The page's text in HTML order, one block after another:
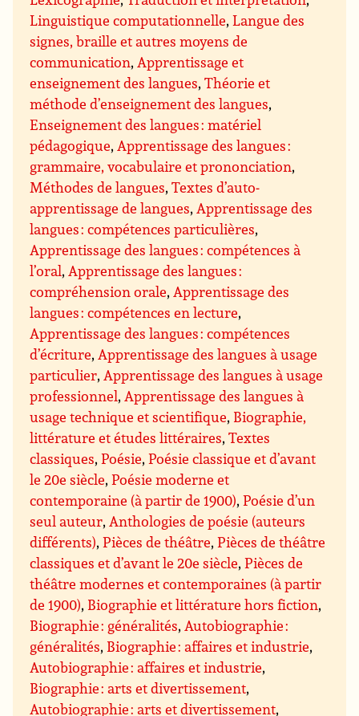
Linguistique computationnelle,Langue des
signes, braille et autres moyens de
communication,Apprentissage et
enseignement des langues,Théorie et
méthode d’enseignement des langues,
Enseignement des langues : matériel
pédagogique,Apprentissage des langues :
grammaire, vocabulaire et prononciation,
Méthodes de langues,Textes d’auto-
apprentissage de langues,Apprentissage des
langues : compétences particulières,
Apprentissage des langues : compétences à
l’oral,Apprentissage des langues :
compréhension orale,Apprentissage des
langues : compétences en lecture,
Apprentissage des langues : compétences
d’écriture,Apprentissage des langues à usage
particulier,Apprentissage des langues à usage
professionnel,Apprentissage des langues à
usage technique et scientifique, Biographie,
littérature et études littéraires,Textes
classiques,Poésie,Poésie classique et d’avant
le 20e siècle,Poésie moderne et
contemporaine (à partir de 1900),Poésie d’un
seul auteur,Anthologies de poésie (auteurs
différents),Pièces de théâtre,Pièces de théâtre
classiques et d’avant le 20e siècle,Pièces de
théâtre modernes et contemporaines (à partir
de 1900), Biographie et littérature hors fiction,
Biographie : généralités,Autobiographie :
généralités, Biographie : affaires et industrie,
Autobiographie : affaires et industrie,
Biographie : arts et divertissement,
Autobiographie : arts et divertissement,